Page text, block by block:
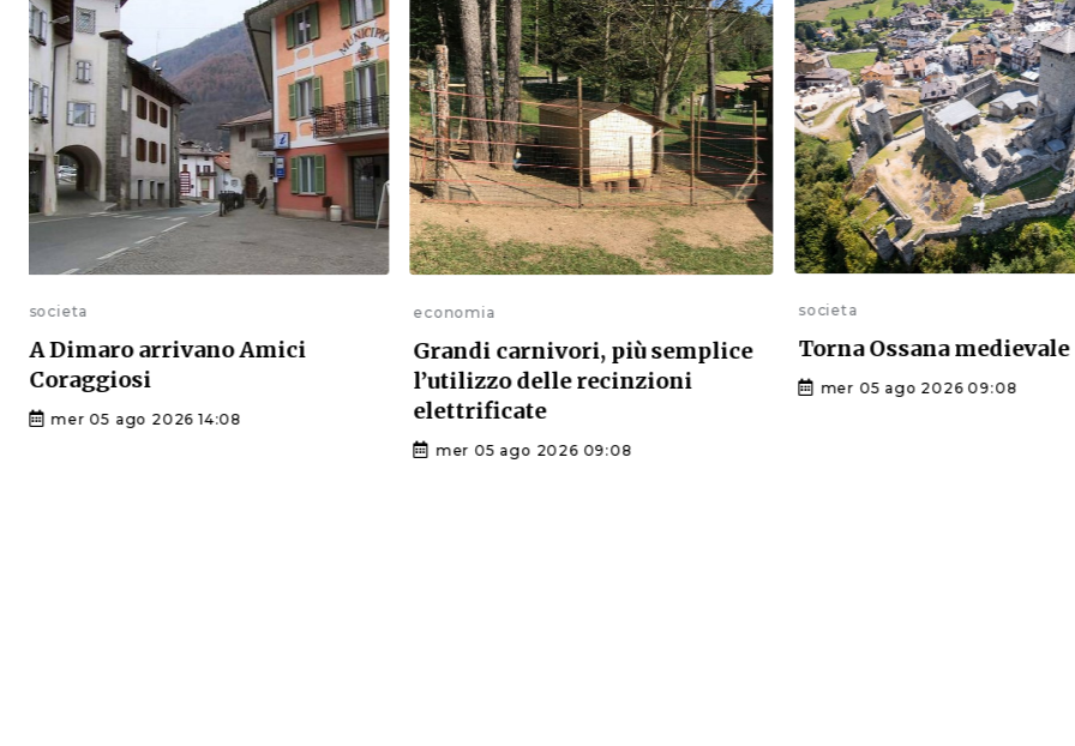
societa
A Dimaro arrivano Amici
Coraggiosi
mer 05 ago 2026 14:08
economia
Grandi carnivori, più semplice
l’utilizzo delle recinzioni
elettrificate
mer 05 ago 2026 09:08
societa
Torna Ossana medievale
mer 05 ago 2026 09:08